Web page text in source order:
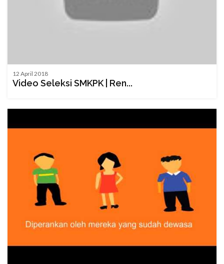
12 April 2018
Video Seleksi SMKPK | Ren...